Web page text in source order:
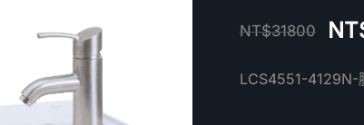
NT$31800
LCS4551-4129N-